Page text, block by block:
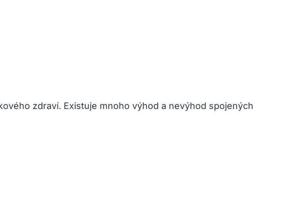
zdraví. Existuje mnoho výhod a nevýhod spojených